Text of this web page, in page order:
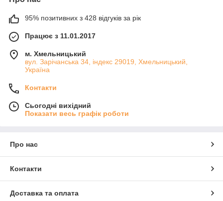
95% позитивних з 428 відгуків за рік
Працює з 11.01.2017
м. Хмельницький
вул. Зарічанська 34, індекс 29019, Хмельницький,
Україна
Контакти
Сьогодні вихідний
Показати весь графік роботи
Про нас
Контакти
Доставка та оплата